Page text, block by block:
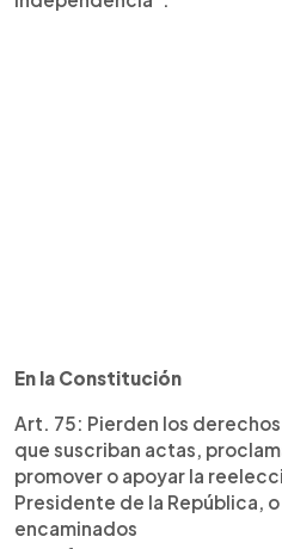
En la Constitución
Art. 75: Pierden los
que suscriban actas,
promover o apoyar la
Presidente de la República,
encaminados